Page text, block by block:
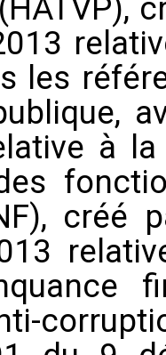
les
à
créé